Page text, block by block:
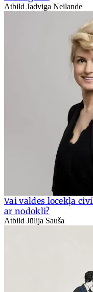
Atbild Jadviga Neilande
Vai valdes locekļa
ar nodokli?
Atbild Jūlija Sauša